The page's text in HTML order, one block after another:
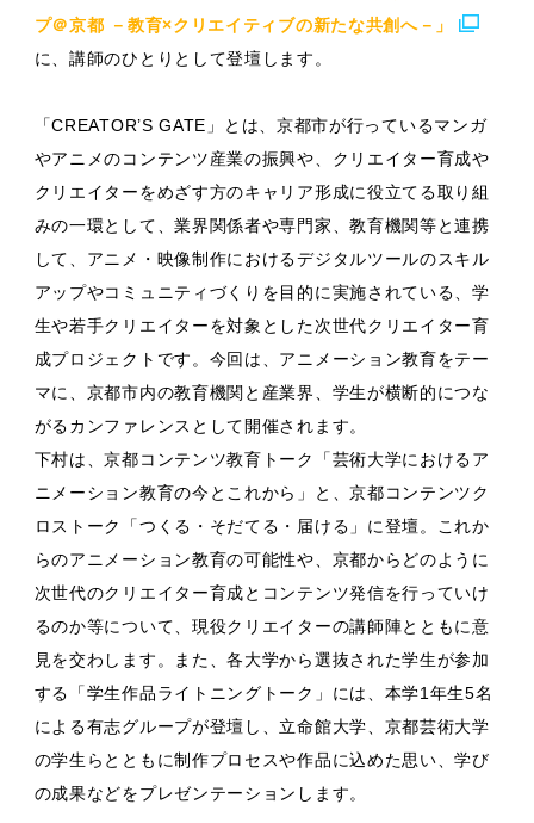
プ＠京都 －教育×クリエイティブの新たな共創へ－」
に、講師のひとりとして登壇します。
「CREATOR’S GATE」とは、京都市が行っているマンガ
やアニメのコンテンツ産業の振興や、クリエイター育成や
クリエイターをめざす方のキャリア形成に役立てる取り組
みの一環として、業界関係者や専門家、教育機関等と連携
して、アニメ・映像制作におけるデジタルツールのスキル
アップやコミュニティづくりを目的に実施されている、学
生や若手クリエイターを対象とした次世代クリエイター育
成プロジェクトです。今回は、アニメーション教育をテー
マに、京都市内の教育機関と産業界、学生が横断的につな
がるカンファレンスとして開催されます。
下村は、京都コンテンツ教育トーク「芸術大学におけるア
ニメーション教育の今とこれから」と、京都コンテンツク
ロストーク「つくる・そだてる・届ける」に登壇。これか
らのアニメーション教育の可能性や、京都からどのように
次世代のクリエイター育成とコンテンツ発信を行っていけ
るのか等について、現役クリエイターの講師陣とともに意
見を交わします。また、各大学から選抜された学生が参加
する「学生作品ライトニングトーク」には、本学1年生5名
による有志グループが登壇し、立命館大学、京都芸術大学
の学生らとともに制作プロセスや作品に込めた思い、学び
の成果などをプレゼンテーションします。